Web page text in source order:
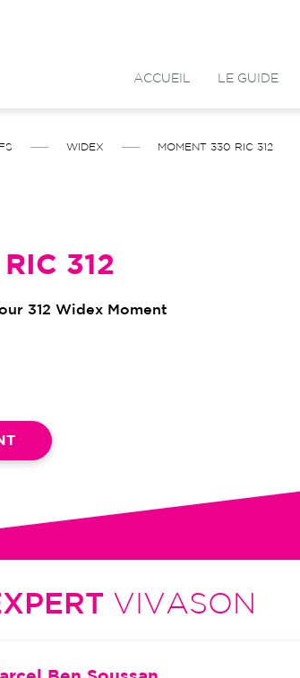
ACCUEIL LE GUIDE
WIDEX MOMENT 330 RIC 312
312
312 Widex Moment
VIVASON